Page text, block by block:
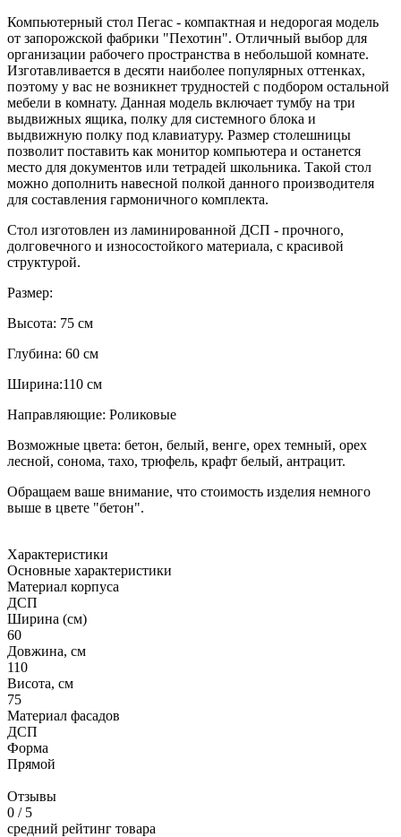
Компьютерный стол Пегас - компактная и недорогая модель
от запорожской фабрики "Пехотин". Отличный выбор для
организации рабочего пространства в небольшой комнате.
Изготавливается в десяти наиболее популярных оттенках,
поэтому у вас не возникнет трудностей с подбором остальной
мебели в комнату. Данная модель включает тумбу на три
выдвижных ящика, полку для системного блока и
выдвижную полку под клавиатуру. Размер столешницы
позволит поставить как монитор компьютера и останется
место для документов или тетрадей школьника. Такой стол
можно дополнить навесной полкой данного производителя
для составления гармоничного комплекта.
Стол изготовлен из ламинированной ДСП - прочного,
долговечного и износостойкого материала, с красивой
структурой.
Размер:
Высота: 75 см
Глубина: 60 см
Ширина:110 см
Направляющие: Роликовые
Возможные цвета: бетон, белый, венге, орех темный, орех
лесной, сонома, тахо, трюфель, крафт белый, антрацит.
Обращаем ваше внимание, что стоимость изделия немного
выше в цвете "бетон".
Характеристики
Основные характеристики
Материал корпуса
ДСП
Ширина (см)
60
Довжина, см
110
Висота, см
75
Материал фасадов
ДСП
Форма
Прямой
Отзывы
0 / 5
средний рейтинг товара